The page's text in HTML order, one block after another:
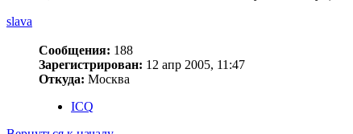
slava
Сообщения: 188
Зарегистрирован: 12 апр 2005, 11:47
Откуда: Москва
ICQ